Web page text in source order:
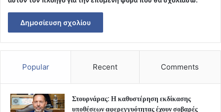
Popular Recent Comments
Στουρνάρας: Η καθυστέρηση εκδίκασης
υποθέσεων αφερεγγυότητας έχουν σοβαρές